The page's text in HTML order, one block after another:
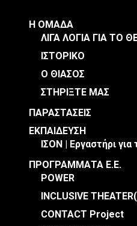
Η ΟΜΑΔΑ
ΛΙΓΑ ΛΟΓΙΑ ΓΙΑ ΤΟ
ΙΣΤΟΡΙΚΟ
Ο ΘΙΑΣΟΣ
ΣΤΗΡΙΞΤΕ ΜΑΣ
ΠΑΡΑΣΤΑΣΕΙΣ
ΕΚΠΑΙΔΕΥΣΗ
ΙΣΟΝ | Εργαστήρι
ΠΡΟΓΡΑΜΜΑΤΑ Ε.Ε.
POWER
INCLUSIVE
CONTACT Project